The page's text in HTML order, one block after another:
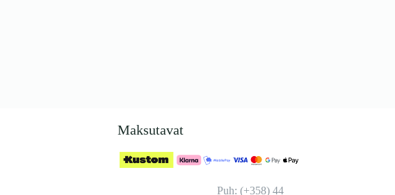
Maksutavat
Puh: (+358) 44